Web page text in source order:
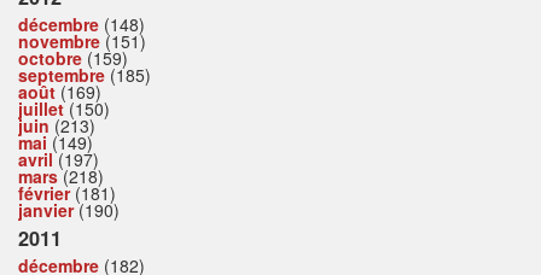
décembre (148)
novembre (151)
octobre (159)
septembre (185)
août (169)
juillet(150)
juin (213)
mai (149)
avril(197)
mars(218)
février(181)
janvier(190)
2011
décembre (182)